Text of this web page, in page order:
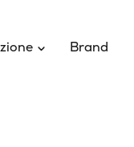
Brand